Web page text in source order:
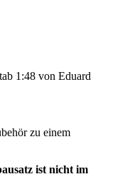
1:48 von Eduard
zu einem
ist nicht im